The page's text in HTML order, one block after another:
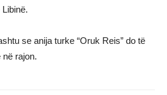
se anija turke “Oruk Reis” do të
rajon.